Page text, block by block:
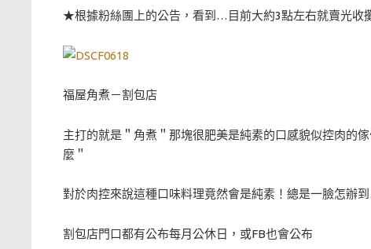
★根據粉絲團上的公告，看到…目前大約3點左右就賣光收
福屋角煮－割包店
主打的就是＂角煮＂那塊很肥美是純素的口感貌似控肉的
麼＂
對於肉控來說這種口味料理竟然會是純素！總是一臉怎辦
割包店門口都有公布每月公休日，或FB也會公布